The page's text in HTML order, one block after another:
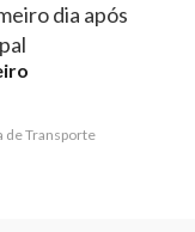
de Transporte